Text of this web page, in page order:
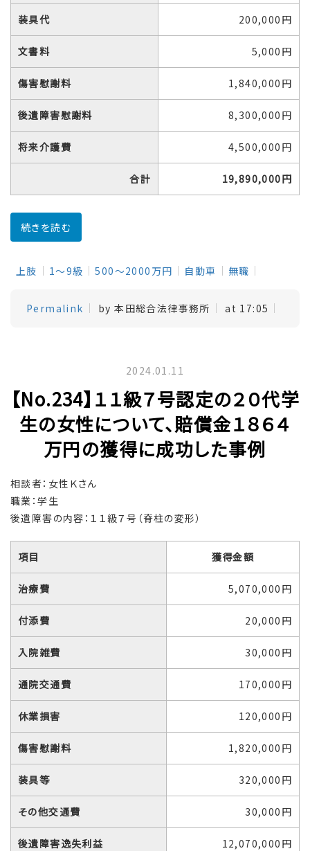
装具代 200,000円
文書料 5,000円
傷害慰謝料 1,840,000円
後遺障害慰謝料 8,300,000円
将来介護費 4,500,000円
合計 19,890,000円
続きを読む
上肢 1～9級 500～2000万円 自動車 無職
Permalink by 本田総合法律事務所 at 17:05
2024.01.11
【No.234】１１級７号認定の２０代学
生の女性について、賠償金１８６４
万円の獲得に成功した事例
相談者：女性Ｋさん
職業：学生
後遺障害の内容：１１級７号（脊柱の変形）
項目 獲得金額
治療費 5,070,000円
付添費 20,000円
入院雑費 30,000円
通院交通費 170,000円
休業損害 120,000円
傷害慰謝料 1,820,000円
装具等 320,000円
その他交通費 30,000円
後遺障害逸失利益 12,070,000円